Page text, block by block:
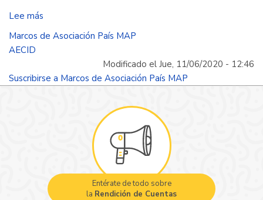
Lee más
Términos
revisión
externa
hispano
colombiano
Marcos de Asociación País MAP
AECID
Modificado el Jue, 11/06/2020 - 12:46
Suscribirse a Marcos de Asociación País MAP
Entérate de todo sobre
la Rendición de Cuentas